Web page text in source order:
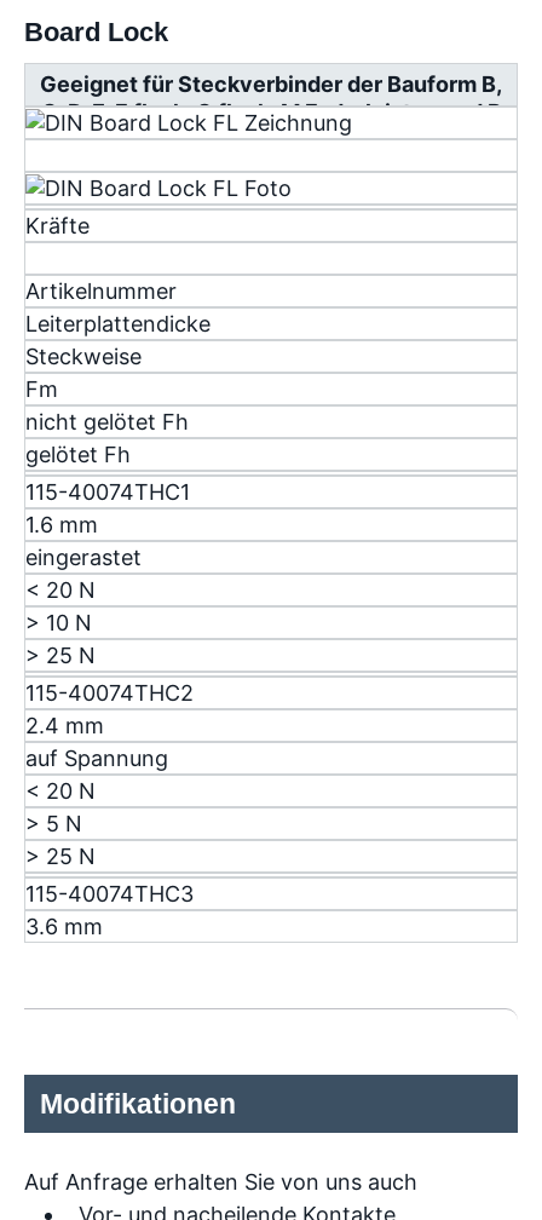
Board Lock
Geeignet für Steckverbinder der Bauform B,
C, D, E, F flach, G flach, M Federleisten und R
Messerleisten
Kräfte
Artikelnummer
Leiterplattendicke
Steckweise
Fm
nicht gelötet Fh
gelötet Fh
115-40074THC1
1.6 mm
eingerastet
< 20 N
> 10 N
> 25 N
115-40074THC2
2.4 mm
auf Spannung
< 20 N
> 5 N
> 25 N
115-40074THC3
3.6 mm
Modifikationen
Auf Anfrage erhalten Sie von uns auch
Vor- und nacheilende Kontakte